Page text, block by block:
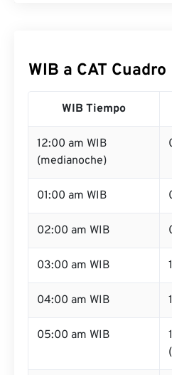
WIB a CAT Cuadro
WIB Tiempo
12:00 am WIB
(medianoche)
01:00 am WIB
02:00 am WIB
03:00 am WIB
04:00 am WIB
05:00 am WIB